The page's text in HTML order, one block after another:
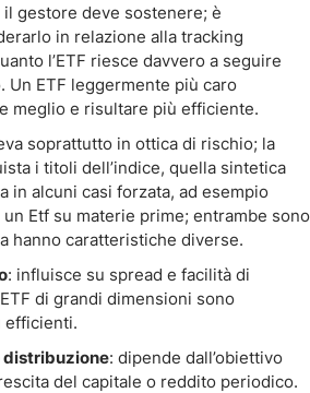
gestore deve sostenere; è
in relazione alla tracking
l’ETF riesce davvero a seguire
Un ETF leggermente più caro
meglio e risultare più efficiente.
soprattutto in ottica di rischio; la
i titoli dell’indice, quella sintetica
in alcuni casi forzata, ad esempio
Etf su materie prime; entrambe sono
hanno caratteristiche diverse.
: influisce su spread e facilità di
di grandi dimensioni sono
efficienti.
distribuzione: dipende dall’obiettivo
del capitale o reddito periodico.